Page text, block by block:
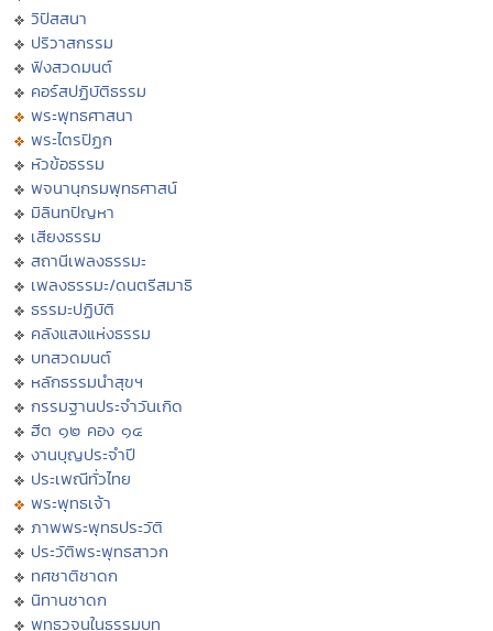
วิปัสสนา
ปริวาสกรรม
ฟังสวดมนต์
คอร์สปฏิบัติธรรม
พระพุทธศาสนา
พระไตรปิฏก
หัวข้อธรรม
พจนานุกรมพุทธศาสน์
มิลินทปัญหา
เสียงธรรม
สถานีเพลงธรรมะ
เพลงธรรมะ/ดนตรีสมาธิ
ธรรมะปฏิบัติ
คลังแสงแห่งธรรม
บทสวดมนต์
หลักธรรมนำสุขฯ
กรรมฐานประจำวันเกิด
ฮีต ๑๒ คอง ๑๔
งานบุญประจำปี
ประเพณีทั่วไทย
พระพุทธเจ้า
ภาพพระพุทธประวัติ
ประวัติพระพุทธสาวก
ทศชาติชาดก
นิทานชาดก
พุทธวจนในธรรมบท